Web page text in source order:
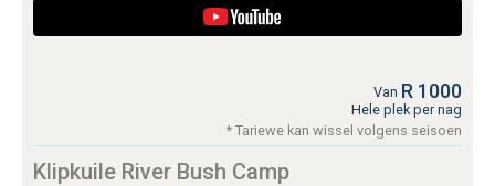
Van R 1000
Hele plek per nag
* Tariewe kan wissel volgens seisoen
Klipkuile River Bush Camp